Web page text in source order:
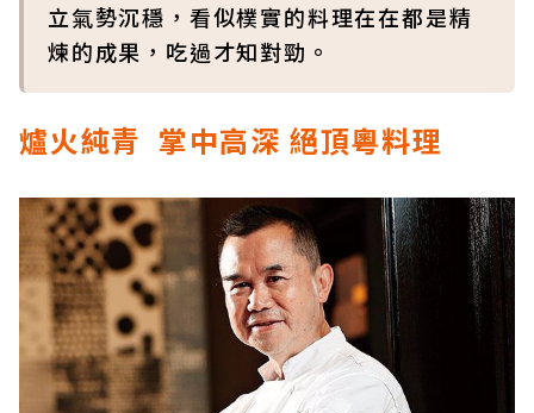
立氣勢沉穩，看似樸實的料理在在都是精
煉的成果，吃過才知對勁。
爐火純青 掌中高深 絕頂粵料理